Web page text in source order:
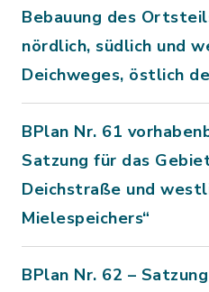
Bebauung des
nördlich, südlich und
Deichweges, östlich
BPlan Nr. 61
Satzung für das
Deichstraße und
Mielespeichers“
BPlan Nr. 62 –